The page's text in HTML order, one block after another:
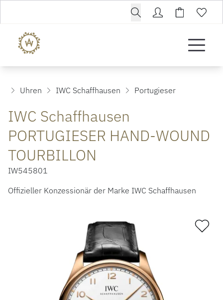
Uhren IWC Schaffhausen Portugieser
IWC Schaffhausen
PORTUGIESER HAND-WOUND
TOURBILLON
IW545801
Offizieller Konzessionär der Marke IWC Schaffhausen